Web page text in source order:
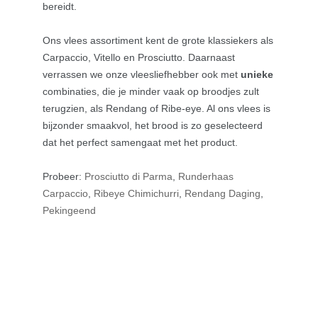
bereidt.
Ons vlees assortiment kent de grote klassiekers als
Carpaccio, Vitello en Prosciutto. Daarnaast
verrassen we onze vleesliefhebber ook met unieke
combinaties, die je minder vaak op broodjes zult
terugzien, als Rendang of Ribe-eye. Al ons vlees is
bijzonder smaakvol, het brood is zo geselecteerd
dat het perfect samengaat met het product.
Probeer: Prosciutto di Parma, Runderhaas
Carpaccio, Ribeye Chimichurri, Rendang Daging,
Pekingeend